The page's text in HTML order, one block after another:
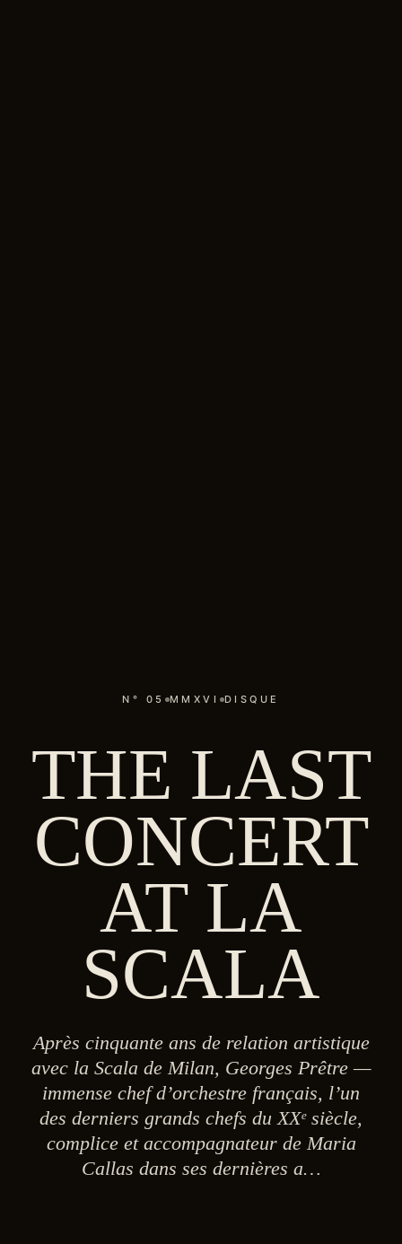
N° 05 MMXVI DISQUE
THE LAST
CONCERT
AT LA
SCALA
Après cinquante ans de relation artistique
avec la Scala de Milan, Georges Prêtre —
immense chef d’orchestre français, l’un
des derniers grands chefs du XXᵉ siècle,
complice et accompagnateur de Maria
Callas dans ses dernières a…